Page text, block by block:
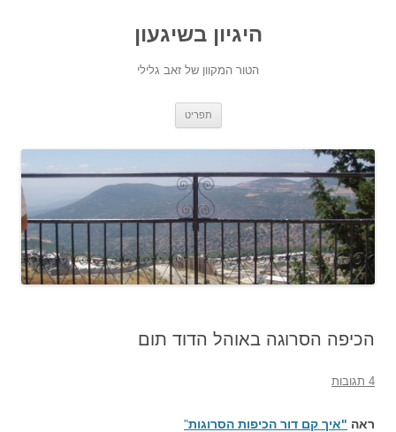
היגיון בשיגעון
הטור המקוון של זאב גלילי
תפריט
הכיפה הסרוגה באוהל הדוד תום
4 תגובות
ראה "איך קם דור הכיפות הסרוגות"